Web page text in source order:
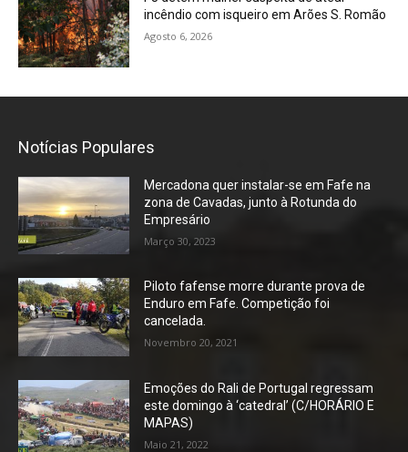
incêndio com isqueiro em Arões S. Romão
Agosto 6, 2026
Notícias Populares
Mercadona quer instalar-se em Fafe na
zona de Cavadas, junto à Rotunda do
Empresário
Março 30, 2023
Piloto fafense morre durante prova de
Enduro em Fafe. Competição foi
cancelada.
Novembro 20, 2021
Emoções do Rali de Portugal regressam
este domingo à ‘catedral’ (C/HORÁRIO E
MAPAS)
Maio 21, 2022